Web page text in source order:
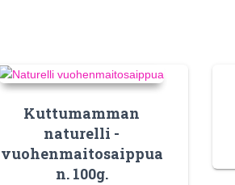
Kuttumamman
naturelli -
vuohenmaitosaippua
n. 100g.